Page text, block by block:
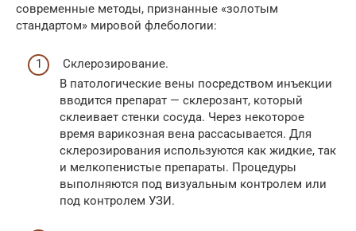
современные методы, признанные «золотым
стандартом» мировой флебологии:
Склерозирование.
В патологические вены посредством инъекции
вводится препарат — склерозант, который
склеивает стенки сосуда. Через некоторое
время варикозная вена рассасывается. Для
склерозирования используются как жидкие, так
и мелкопенистые препараты. Процедуры
выполняются под визуальным контролем или
под контролем УЗИ.